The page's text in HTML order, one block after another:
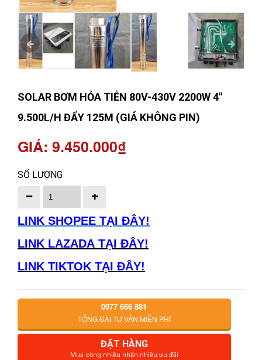
SOLAR BƠM HỎA TIỄN 80V-430V 2200W 4"
9.500L/H ĐẨY 125M (GIÁ KHÔNG PIN)
GIÁ: 9.450.000₫
SỐ LƯỢNG
LINK SHOPEE TẠI ĐÂY!
LINK LAZADA TẠI ĐÂY!
LINK TIKTOK TẠI ĐÂY!
0977 666 881
TỔNG ĐÀI TƯ VẤN MIỄN PHÍ
ĐẶT HÀNG
Mua càng nhiều nhận nhiều ưu đãi